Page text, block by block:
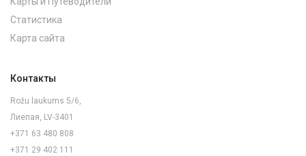
Статистика
Карта сайта
Контакты
Rožu laukums 5/6,
Лиепая, LV-3401
+371 63 480 808
+371 29 402 111